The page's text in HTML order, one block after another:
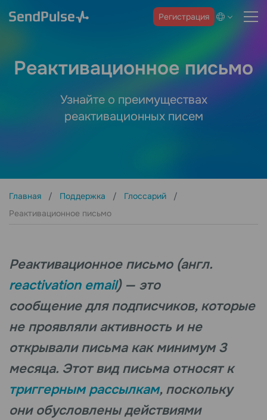
Регистрация
Реактивационное письмо
Узнайте о преимуществах
реактивационных писем
Главная Поддержка
Глоссарий
Реактивационное письмо
Реактивационное письмо (англ.
reactivation email) — это
сообщение для подписчиков, которые
не проявляли активность и не
открывали письма как минимум 3
месяца. Этот вид письма относят к
триггерным рассылкам, поскольку
они обусловлены действиями